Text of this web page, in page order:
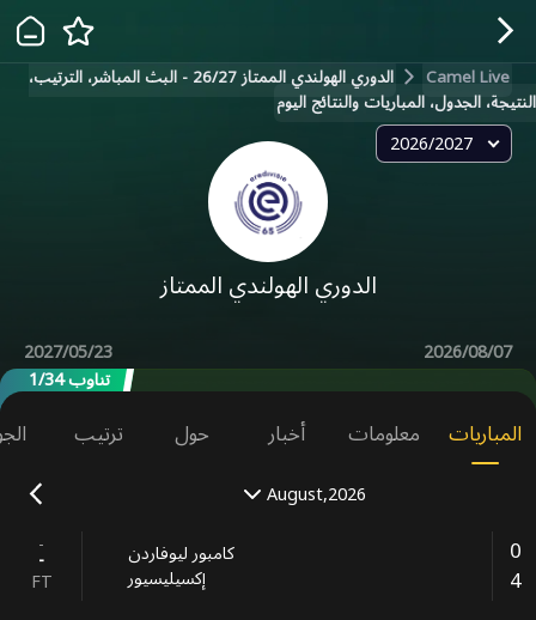
Camel Live الدوري الهولندي الممتاز 26/27 - البث المباشر، الترتيب،
النتيجة، الجدول، المباريات والنتائج اليوم
2026/2027
الدوري الهولندي الممتاز
2026/08/07
2027/05/23
تناوب 1/34
المباريات معلومات أخبار حول ترتيب
August,2026
--
FT
كامبور ليوفاردن
إكسيليسيور
0
4